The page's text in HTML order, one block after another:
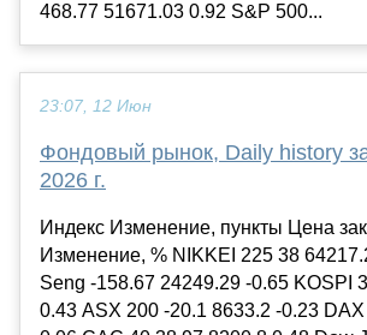
468.77 51671.03 0.92 S&P 500...
23:07, 12 Июн
Фондовый рынок, Daily history
2026 г.
Индекс Изменение, пункты Цена
Изменение, % NIKKEI 225 38
Seng -158.67 24249.29 -0.65 KOSPI
0.43 ASX 200 -20.1 8633.2 -0.23